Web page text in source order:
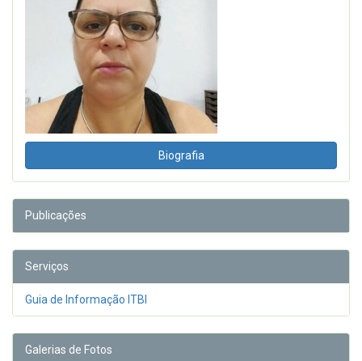
Biografia
Publicações
Serviços
Guia de Informação ITBI
Galerias de Fotos